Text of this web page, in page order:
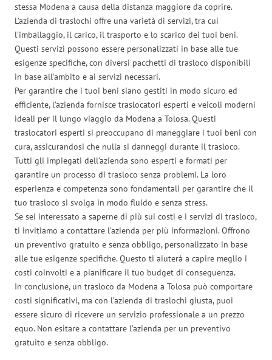
stessa Modena a causa della distanza maggiore da coprire.
L’azienda di traslochi offre una varietà di servizi, tra cui
l’imballaggio, il carico, il trasporto e lo scarico dei tuoi beni.
Questi servizi possono essere personalizzati in base alle tue
esigenze specifiche, con diversi pacchetti di trasloco disponibili
in base all’ambito e ai servizi necessari.
Per garantire che i tuoi beni siano gestiti in modo sicuro ed
efficiente, l’azienda fornisce traslocatori esperti e veicoli moderni
ideali per il lungo viaggio da Modena a Tolosa. Questi
traslocatori esperti si preoccupano di maneggiare i tuoi beni con
cura, assicurandosi che nulla si danneggi durante il trasloco.
Tutti gli impiegati dell’azienda sono esperti e formati per
garantire un processo di trasloco senza problemi. La loro
esperienza e competenza sono fondamentali per garantire che il
tuo trasloco si svolga in modo fluido e senza stress.
Se sei interessato a saperne di più sui costi e i servizi di trasloco,
ti invitiamo a contattare l’azienda per più informazioni. Offrono
un preventivo gratuito e senza obbligo, personalizzato in base
alle tue esigenze specifiche. Questo ti aiuterà a capire meglio i
costi coinvolti e a pianificare il tuo budget di conseguenza.
In conclusione, un trasloco da Modena a Tolosa può comportare
costi significativi, ma con l’azienda di traslochi giusta, puoi
essere sicuro di ricevere un servizio professionale a un prezzo
equo. Non esitare a contattare l’azienda per un preventivo
gratuito e senza obbligo.